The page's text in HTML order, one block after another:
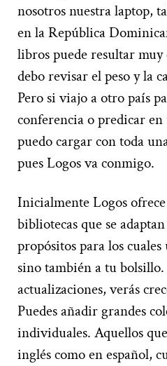
nosotros nuestra laptop,
en la República
libros puede resultar
debo revisar el peso y la
Pero si viajo a otro país
conferencia o predicar
puedo cargar con toda
pues Logos va conmigo.
Inicialmente Logos
bibliotecas que se
propósitos para los
sino también a tu bolsillo.
actualizaciones, verás
Puedes añadir grandes
individuales. Aquellos
inglés como en español,